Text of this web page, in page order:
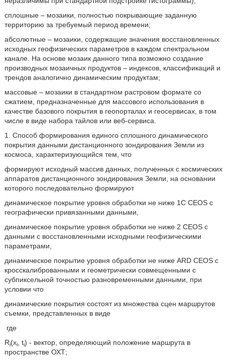
сплошные – мозаики, полностью покрывающие заданную
территорию за требуемый период времени;
абсолютные – мозаики, содержащие значения восстановленных
исходных геофизических параметров в каждом спектральном
канале. На основе мозаик данного типа возможно создание
производных мозаичных продуктов – индексов, классификаций и
трендов аналогично динамическим продуктам;
массовые – мозаики в стандартном растровом формате со
сжатием, предназначенные для массового использования в
качестве базового покрытия в геопорталах и геосервисах, в том
числе в виде набора тайлов или веб-сервиса.
1. Способ формирования единого сплошного динамического
покрытия данными дистанционного зондирования Земли из
космоса, характеризующийся тем, что
формируют исходный массив данных, полученных с космических
аппаратов дистанционного зондирования Земли, на основании
которого последовательно формируют
динамическое покрытие уровня обработки не ниже 1С CEOS с
географически привязанными данными,
динамическое покрытие уровня обработки не ниже 2 CEOS с
данными с восстановленными исходными геофизическими
параметрами,
динамическое покрытие уровня обработки не ниже ARD CEOS с
кросскалиброванными и геометрически совмещенными с
субпиксельной точностью разновременными данными, при
условии что
динамические покрытия состоят из множества сцен маршрутов
съемки, представленных в виде
где
Ri(xi, ti) - вектор, определяющий положение маршрута в
пространстве ОХТ;